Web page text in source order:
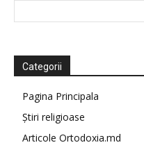
Categorii
Pagina Principala
Știri religioase
Articole Ortodoxia.md